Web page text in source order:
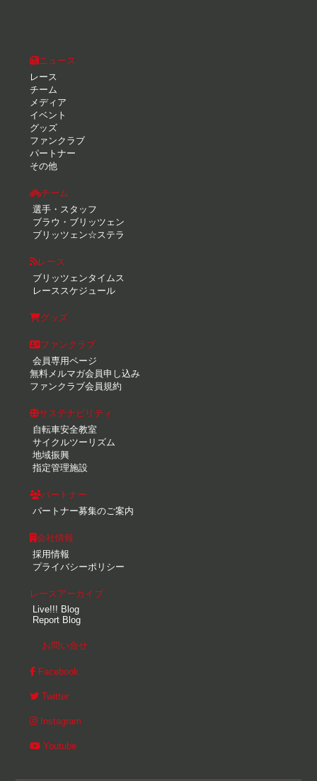
ニュース
レース
チーム
メディア
イベント
グッズ
ファンクラブ
パートナー
その他
チーム
選手・スタッフ
ブラウ・ブリッツェン
ブリッツェン☆ステラ
レース
ブリッツェンタイムス
レーススケジュール
グッズ
ファンクラブ
会員専用ページ
無料メルマガ会員申し込み
ファンクラブ会員規約
サステナビリティ
自転車安全教室
サイクルツーリズム
地域振興
指定管理施設
パートナー
パートナー募集のご案内
会社情報
採用情報
プライバシーポリシー
レースアーカイブ
Live!!! Blog
Report Blog
お問い合せ
Facebook
Twitter
Instagram
Youtube